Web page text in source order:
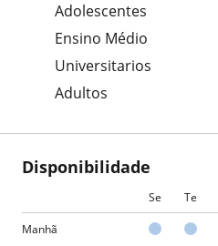
Adolescentes
Ensino Médio
Universitarios
Adultos
Disponibilidade
Se Te
Manhã